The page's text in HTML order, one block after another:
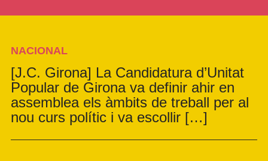
NACIONAL
[J.C. Girona] La Candidatura d’Unitat
Popular de Girona va definir ahir en
assemblea els àmbits de treball per al
nou curs polític i va escollir […]